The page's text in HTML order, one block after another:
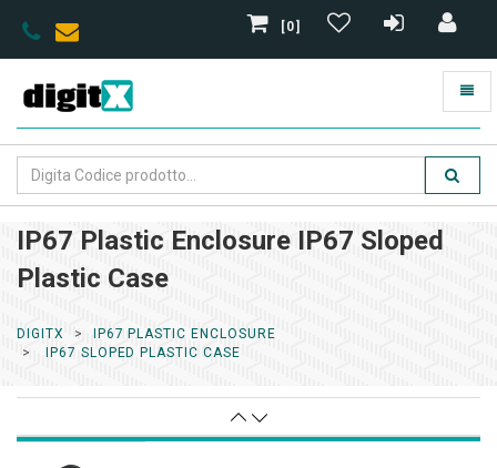
[0]
IP67 Plastic Enclosure IP67 Sloped
Plastic Case
DIGITX
IP67 PLASTIC ENCLOSURE
IP67 SLOPED PLASTIC CASE